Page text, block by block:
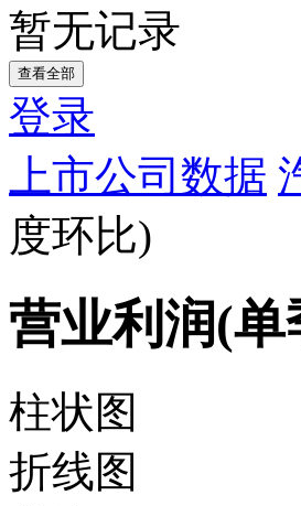
暂无记录
查看全部
登录
上市公司数据
度环比)
营业利润(
柱状图
折线图